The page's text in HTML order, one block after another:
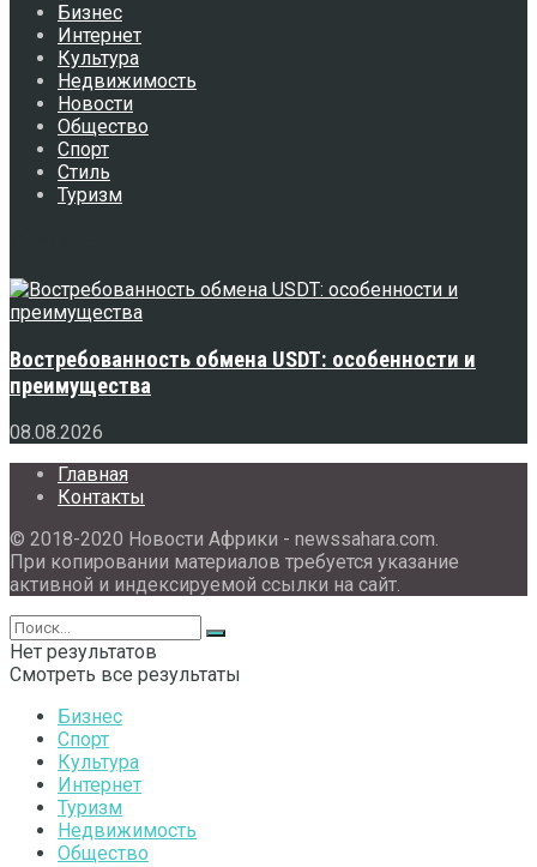
Бизнес
Интернет
Культура
Недвижимость
Новости
Общество
Спорт
Стиль
Туризм
Востребованность обмена USDT: особенности и
преимущества
08.08.2026
Главная
Контакты
© 2018-2020 Новости Африки - newssahara.com.
При копировании материалов требуется указание
активной и индексируемой ссылки на сайт.
Нет результатов
Смотреть все результаты
Бизнес
Спорт
Культура
Интернет
Туризм
Недвижимость
Общество